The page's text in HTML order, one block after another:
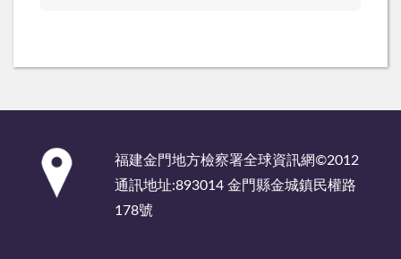
福建金門地方檢察署全球資訊網©2012
通訊地址:893014 金門縣金城鎮民權路
178號